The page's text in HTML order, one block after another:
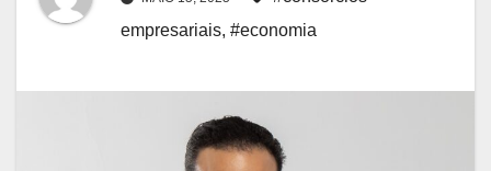
empresariais, #economia